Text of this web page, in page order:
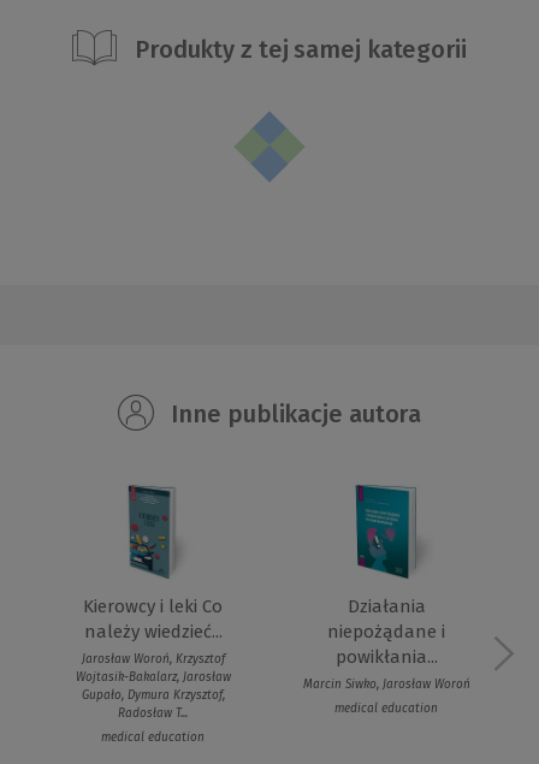
Produkty z tej samej kategorii
Inne publikacje autora
Kierowcy i leki Co
należy wiedzieć...
Jarosław Woroń, Krzysztof
Wojtasik-Bakalarz, Jarosław
Gupało, Dymura Krzysztof,
Radosław T...
medical education
Działania
niepożądane i
powikłania...
Marcin Siwko, Jarosław Woroń
medical education